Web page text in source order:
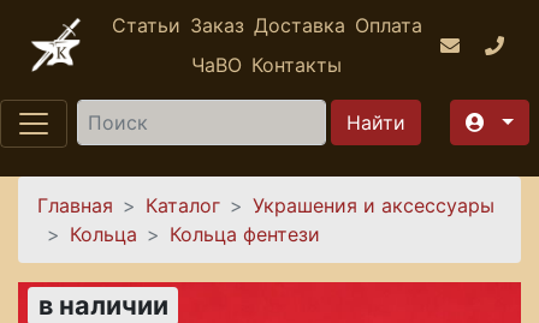
Перейти к основному содержанию
Статьи Заказ Доставка Оплата
ЧаВО Контакты
Найти
Вы здесь
Главная Каталог
Украшения и аксессуары
Кольца
Кольца фентези
в наличии